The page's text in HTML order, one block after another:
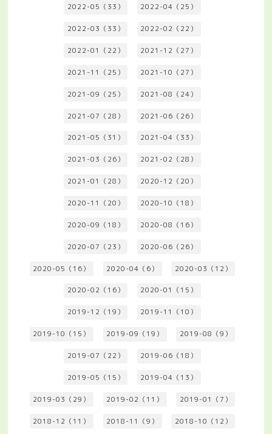
2022-05（33） 2022-04（25）
2022-03（33） 2022-02（22）
2022-01（22） 2021-12（27）
2021-11（25） 2021-10（27）
2021-09（25） 2021-08（24）
2021-07（28） 2021-06（26）
2021-05（31） 2021-04（33）
2021-03（26） 2021-02（28）
2021-01（28） 2020-12（20）
2020-11（20） 2020-10（18）
2020-09（18） 2020-08（16）
2020-07（23） 2020-06（26）
2020-05（16） 2020-04（6） 2020-03（12）
2020-02（16） 2020-01（15）
2019-12（19） 2019-11（10）
2019-10（15） 2019-09（19） 2019-08（9）
2019-07（22） 2019-06（18）
2019-05（15） 2019-04（13）
2019-03（29） 2019-02（11） 2019-01（7）
2018-12（11） 2018-11（9） 2018-10（12）